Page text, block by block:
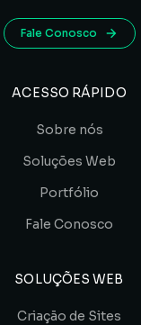
Fale Conosco
ACESSO RÁPIDO
Sobre nós
Soluções Web
Portfólio
Fale Conosco
SOLUÇÕES WEB
Criação de Sites